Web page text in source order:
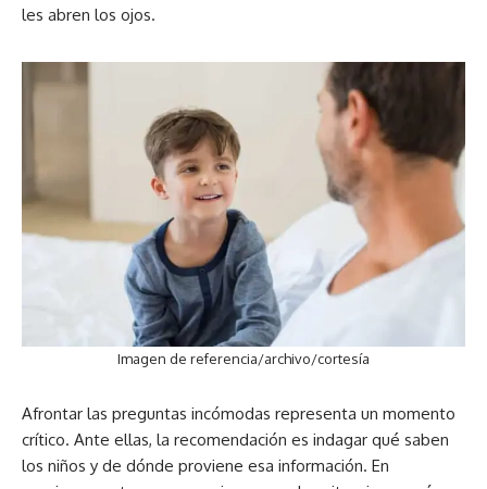
les abren los ojos.
Imagen de referencia/archivo/cortesía
Afrontar las preguntas incómodas representa un momento
crítico. Ante ellas, la recomendación es indagar qué saben
los niños y de dónde proviene esa información. En